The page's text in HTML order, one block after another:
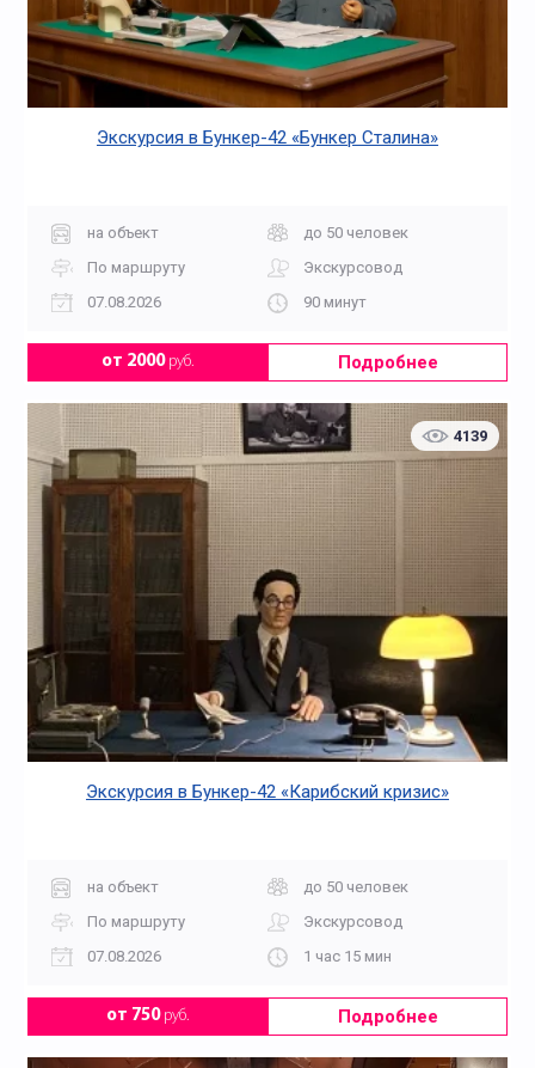
Экскурсия в Бункер-42 «Бункер Сталина»
на объект
до 50 человек
По маршруту
Экскурсовод
07.08.2026
90 минут
от 2000руб. Подробнее
4139
Экскурсия в Бункер-42 «Карибский кризис»
на объект
до 50 человек
По маршруту
Экскурсовод
07.08.2026
1 час 15 мин
от 750руб. Подробнее